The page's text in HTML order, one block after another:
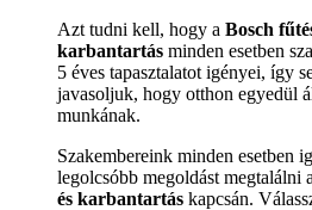
Azt tudni kell, hogy a Bosch
karbantartás minden esetben
5 éves tapasztalatot igényei, így
javasoljuk, hogy otthon egyedül
munkának.
Szakembereink minden esetben
legolcsóbb megoldást megtalálni a
és karbantartás kapcsán.